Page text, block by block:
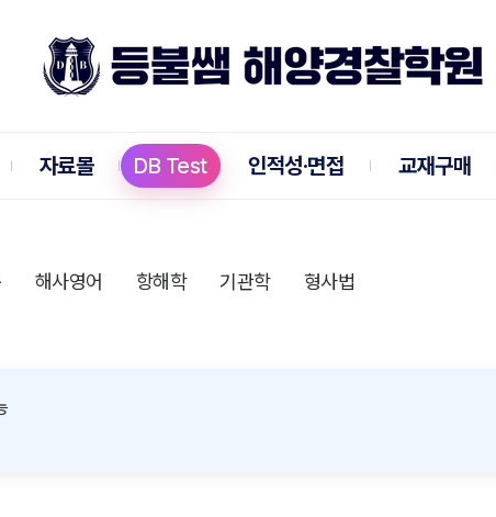
자료몰 DB Test 인적성·면접 교재구매
해사영어 항해학 기관학 형사법